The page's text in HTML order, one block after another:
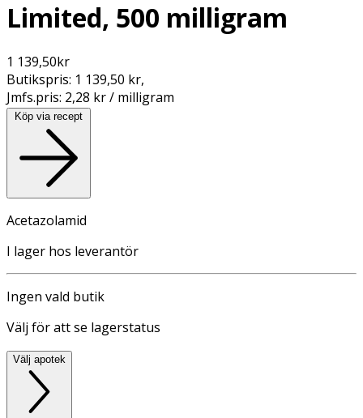
Limited, 500 milligram
1 139,50kr
Butikspris: 1 139,50 kr,
Jmfs.pris: 2,28 kr / milligram
Köp via recept
Acetazolamid
I lager hos leverantör
Ingen vald butik
Välj för att se lagerstatus
Välj apotek